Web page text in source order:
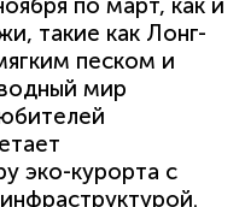
такие как Лонг-
песком и
мир
эко-курорта с